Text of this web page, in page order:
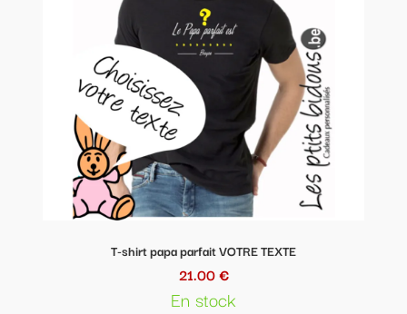
T-shirt papa parfait VOTRE TEXTE
21.00 €
En stock